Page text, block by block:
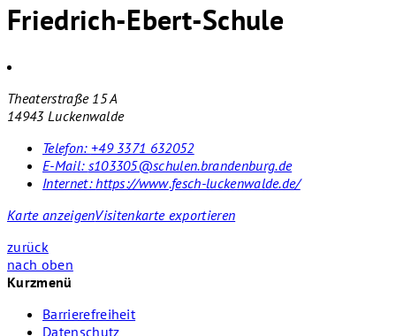
Friedrich-Ebert-Schule
Theaterstraße 15 A
14943 Luckenwalde
Telefon: +49 3371 632052
E-Mail: s103305@schulen.brandenburg.de
Internet:https://www.fesch-luckenwalde.de/
Karte anzeigenVisitenkarte exportieren
zurück
nach oben
Kurzmenü
Barrierefreiheit
Datenschutz